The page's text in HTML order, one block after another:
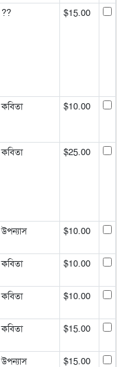
?? $15.00
কবিতা $10.00
কবিতা $25.00
উপন্যাস $10.00
কবিতা $10.00
কবিতা $10.00
কবিতা $15.00
উপন্যাস $15.00